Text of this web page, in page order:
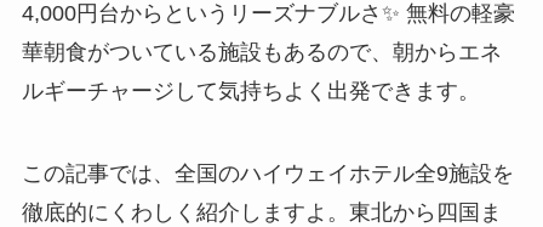
4,000円台からというリーズナブルさ✨ 無料の軽豪
華朝食がついている施設もあるので、朝からエネ
ルギーチャージして気持ちよく出発できます。
この記事では、全国のハイウェイホテル全9施設を
徹底的にくわしく紹介しますよ。東北から四国ま